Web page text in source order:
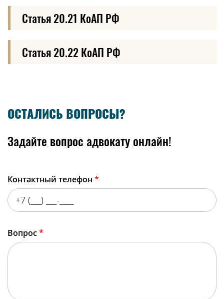
Статья 20.21 КоАП РФ
Статья 20.22 КоАП РФ
ОСТАЛИСЬ ВОПРОСЫ?
Задайте вопрос адвокату онлайн!
Контактный телефон *
Вопрос*